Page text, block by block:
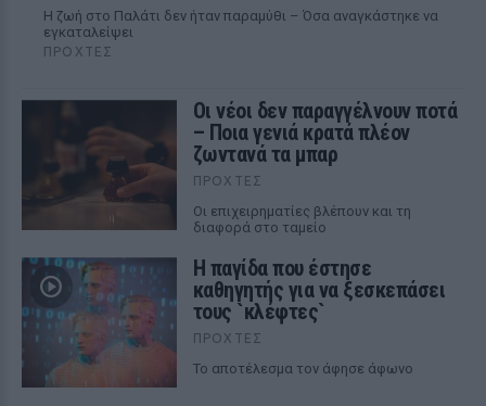
Η ζωή στο Παλάτι δεν ήταν παραμύθι – Όσα αναγκάστηκε να
εγκαταλείψει
ΠΡΟΧΤΈΣ
Οι νέοι δεν παραγγέλνουν ποτά
– Ποια γενιά κρατά πλέον
ζωντανά τα μπαρ
ΠΡΟΧΤΈΣ
Οι επιχειρηματίες βλέπουν και τη
διαφορά στο ταμείο
Η παγίδα που έστησε
καθηγητής για να ξεσκεπάσει
τους `κλέφτες`
ΠΡΟΧΤΈΣ
Το αποτέλεσμα τον άφησε άφωνο